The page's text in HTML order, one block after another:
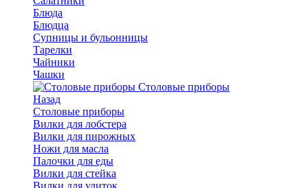
Блюда
Блюдца
Супницы и бульонницы
Тарелки
Чайники
Чашки
Cтоловые приборы
Назад
Cтоловые приборы
Вилки для лобстера
Вилки для пирожных
Ножи для масла
Палочки для еды
Вилки для стейка
Вилки для улиток